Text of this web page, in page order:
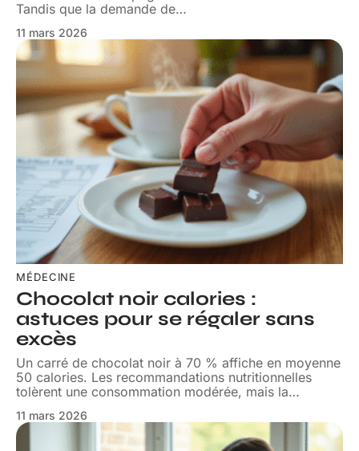
Tandis que la demande de…
11 mars 2026
MÉDECINE
Chocolat noir calories :
astuces pour se régaler sans
excès
Un carré de chocolat noir à 70 % affiche en moyenne
50 calories. Les recommandations nutritionnelles
tolèrent une consommation modérée, mais la…
11 mars 2026